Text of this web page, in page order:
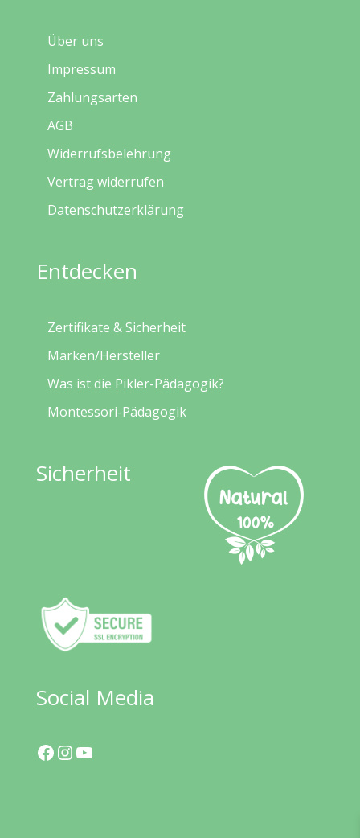
Über uns
Impressum
Zahlungsarten
AGB
Widerrufsbelehrung
Vertrag widerrufen
Datenschutzerklärung
Entdecken
Zertifikate & Sicherheit
Marken/Hersteller
Was ist die Pikler-Pädagogik?
Montessori-Pädagogik
Sicherheit
Social Media
Facebook
Instagram
YouTube